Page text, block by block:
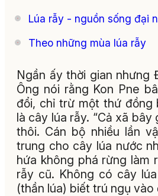
Lúa rẫy - nguồn sống đại
Theo những mùa lúa rẫy
Ngần ấy thời gian nhưng
Ông nói rằng Kon Pne
đổi, chỉ trừ một thứ
là cây lúa rẫy. “Cả xã
thôi. Cán bộ nhiều lần
trung cho cây lúa nước
hứa không phá rừng làm
rẫy cũ. Không có cây
(thần lúa) biết trú ngụ